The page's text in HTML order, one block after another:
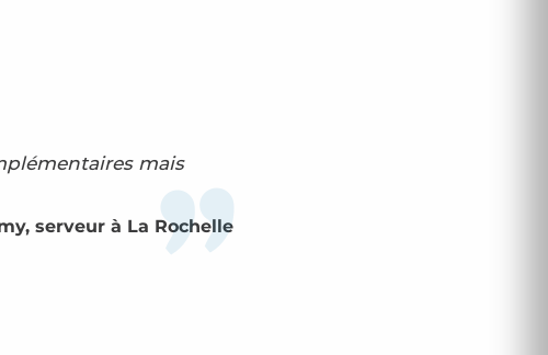
mais
serveur à La Rochelle